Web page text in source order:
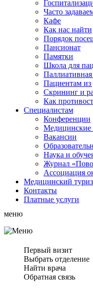
Часто
Кафе
Как нас найти
Порядок
Пансионат
Памятки
Школа для
Пациентам из
Скрининг и
Как
Специалистам
Конференции
Медицинские
Вакансии
Наука и
Журнал
Ассоциация
Медицинский
Контакты
Платные услуги
меню
Первый визит
Выбрать отделение
Найти врача
Обратная связь